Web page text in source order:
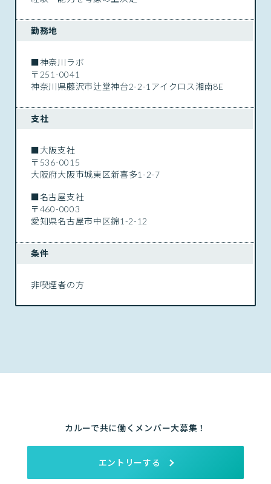
勤務地
■神奈川ラボ
〒251-0041
神奈川県藤沢市辻堂神台2-2-1アイクロス湘南8E
支社
■大阪支社
〒536-0015
大阪府大阪市城東区新喜多1-2-7
■名古屋支社
〒460-0003
愛知県名古屋市中区錦1-2-12
条件
非喫煙者の方
カルーで共に働くメンバー大募集！
エントリーする